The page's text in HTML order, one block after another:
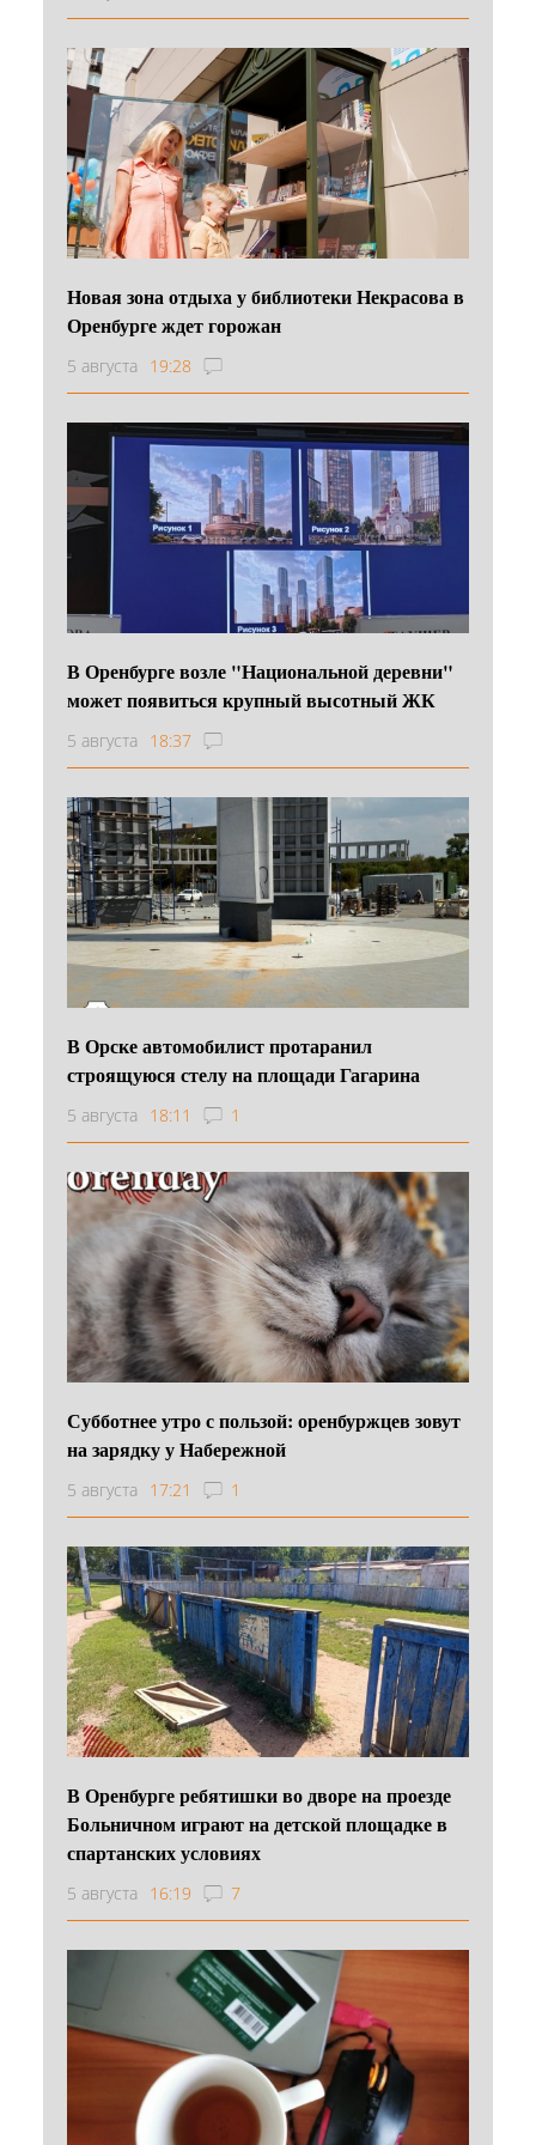
Новая зона отдыха у библиотеки Некрасова в
Оренбурге ждет горожан
5 августа 19:28
В Оренбурге возле "Национальной деревни"
может появиться крупный высотный ЖК
5 августа 18:37
В Орске автомобилист протаранил
строящуюся стелу на площади Гагарина
5 августа 18:11 1
Субботнее утро с пользой: оренбуржцев зовут
на зарядку у Набережной
5 августа 17:21 1
В Оренбурге ребятишки во дворе на проезде
Больничном играют на детской площадке в
спартанских условиях
5 августа 16:19 7